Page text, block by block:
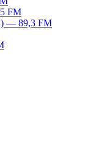
FM
— 89,3 FM